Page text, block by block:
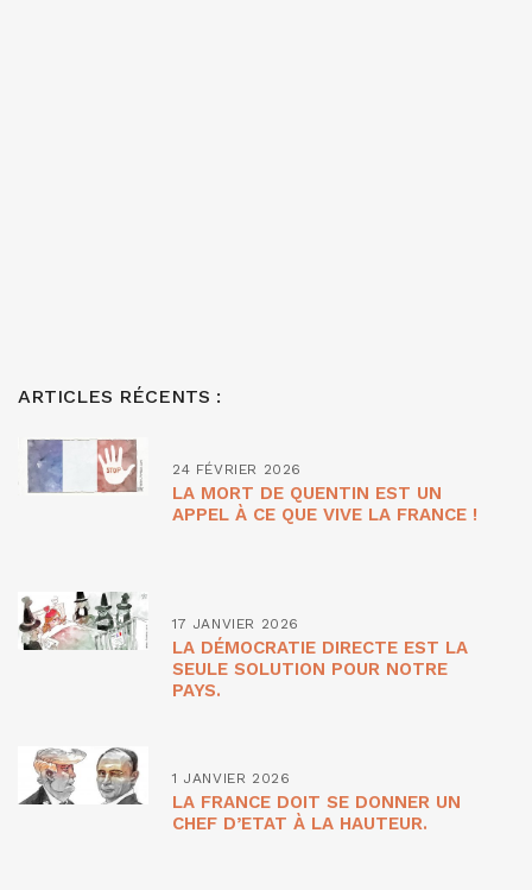
ARTICLES RÉCENTS :
24 FÉVRIER 2026
LA MORT DE QUENTIN EST UN
APPEL À CE QUE VIVE LA FRANCE !
17 JANVIER 2026
LA DÉMOCRATIE DIRECTE EST LA
SEULE SOLUTION POUR NOTRE
PAYS.
1 JANVIER 2026
LA FRANCE DOIT SE DONNER UN
CHEF D’ETAT À LA HAUTEUR.